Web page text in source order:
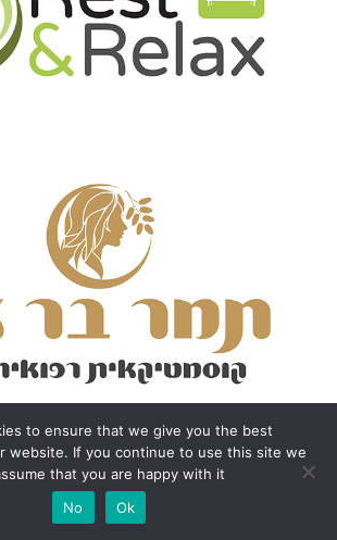
to ensure that we give you the best
website. If you continue to use this site we
that you are happy with it.
Ok
No